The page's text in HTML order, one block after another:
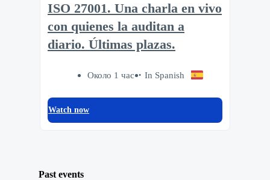
ISO 27001. Una charla en vivo
con quienes la auditan a
diario. Últimas plazas.
Около 1 час In Spanish
Watch now
Past events